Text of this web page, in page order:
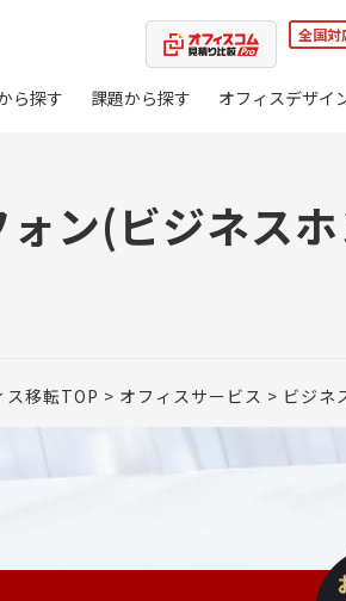
全国対
ら探す 課題から探す オフィスデザイ
ォン(ビジネス
ス移転TOP オフィスサービス ビジネ